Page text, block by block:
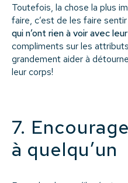
Toutefois, la chose la plus
faire, c’est de les faire
qui n’ont rien à voir avec
compliments sur les
grandement aider à
leur corps!
7.
à quelqu’un